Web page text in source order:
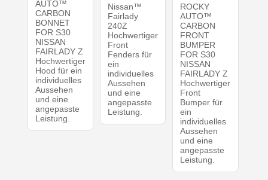
AUTO™
CARBON
BONNET
FOR S30
NISSAN
FAIRLADY Z
Hochwertiger
Hood für ein
individuelles
Aussehen
und eine
angepasste
Leistung.
Nissan™
Fairlady
240Z
Hochwertiger
Front
Fenders für
ein
individuelles
Aussehen
und eine
angepasste
Leistung.
ROCKY
AUTO™
CARBON
FRONT
BUMPER
FOR S30
NISSAN
FAIRLADY Z
Hochwertiger
Front
Bumper für
ein
individuelles
Aussehen
und eine
angepasste
Leistung.